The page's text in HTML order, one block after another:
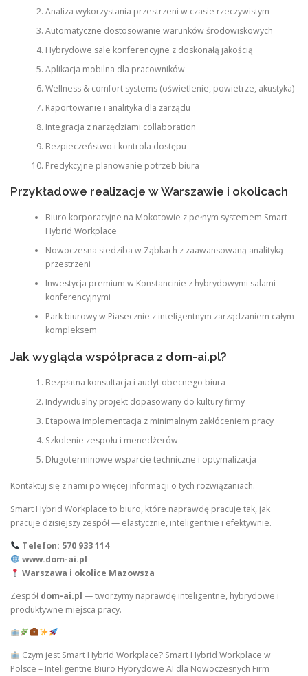
Analiza wykorzystania przestrzeni w czasie rzeczywistym
Automatyczne dostosowanie warunków środowiskowych
Hybrydowe sale konferencyjne z doskonałą jakością
Aplikacja mobilna dla pracowników
Wellness & comfort systems (oświetlenie, powietrze, akustyka)
Raportowanie i analityka dla zarządu
Integracja z narzędziami collaboration
Bezpieczeństwo i kontrola dostępu
Predykcyjne planowanie potrzeb biura
Przykładowe realizacje w Warszawie i okolicach
Biuro korporacyjne na Mokotowie z pełnym systemem Smart
Hybrid Workplace
Nowoczesna siedziba w Ząbkach z zaawansowaną analityką
przestrzeni
Inwestycja premium w Konstancinie z hybrydowymi salami
konferencyjnymi
Park biurowy w Piasecznie z inteligentnym zarządzaniem całym
kompleksem
Jak wygląda współpraca z dom-ai.pl?
Bezpłatna konsultacja i audyt obecnego biura
Indywidualny projekt dopasowany do kultury firmy
Etapowa implementacja z minimalnym zakłóceniem pracy
Szkolenie zespołu i menedżerów
Długoterminowe wsparcie techniczne i optymalizacja
Kontaktuj się z nami po więcej informacji o tych rozwiązaniach.
Smart Hybrid Workplace to biuro, które naprawdę pracuje tak, jak
pracuje dzisiejszy zespół — elastycznie, inteligentnie i efektywnie.
Telefon: 570 933 114
www.dom-ai.pl
Warszawa i okolice Mazowsza
Zespół dom-ai.pl — tworzymy naprawdę inteligentne, hybrydowe i
produktywne miejsca pracy.
Czym jest Smart Hybrid Workplace? Smart Hybrid Workplace w
Polsce – Inteligentne Biuro Hybrydowe AI dla Nowoczesnych Firm